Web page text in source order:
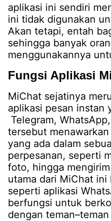
aplikasi ini sendiri
ini tidak digunakan
Akan tetapi, entah
sehingga banyak
menggunakannya
Fungsi Aplikasi
MiChat sejatinya
aplikasi pesan instan
Telegram,
tersebut
yang ada dalam
perpesanan, seperti
foto, hingga
utama dari MiChat ini
seperti aplikasi
berfungsi untuk
dengan